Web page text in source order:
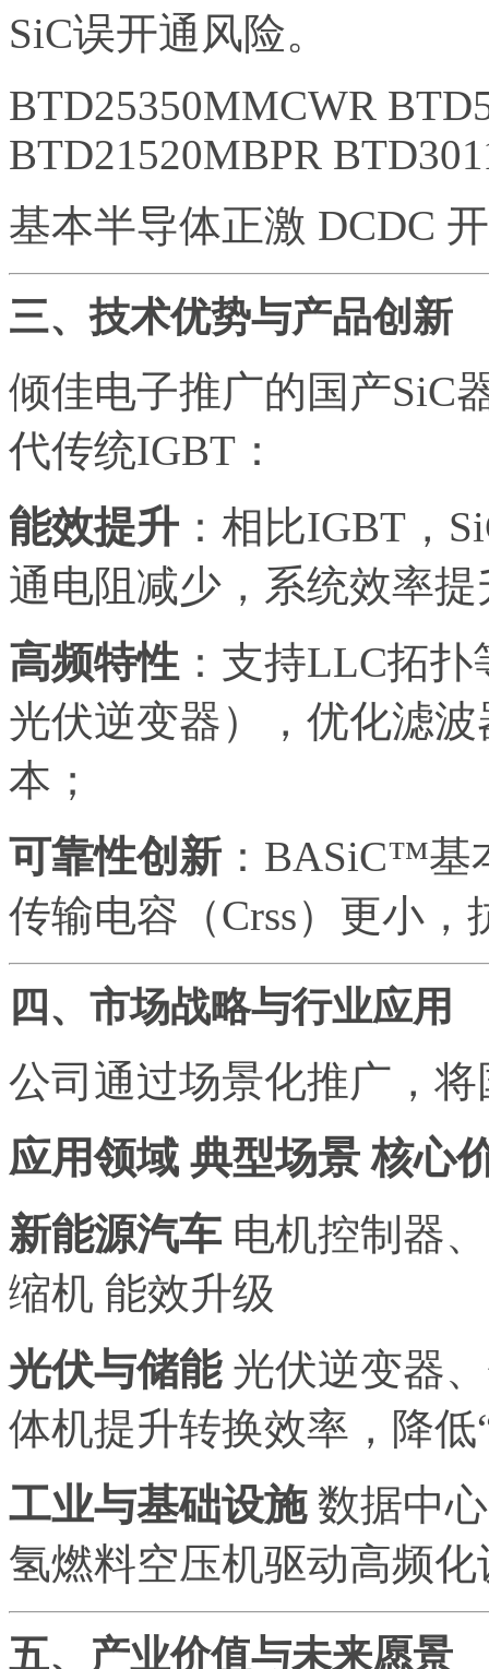
SiC误开通风险。
BTD25350MMCWR
BTD21520MBPR
基本半导体正激 DCDC
三、技术优势与产品创新
倾佳电子推广的国产SiC
代传统IGBT：
能效提升 ：相比IGBT，
通电阻减少，系统效率提
高频特性 ：支持LLC拓
光伏逆变器），优化滤
本；
可靠性创新 ：BASiC™基
传输电容（Crss）更小，
四、市场战略与行业应用
公司通过场景化推广，
应用领域 典型场景 核心
新能源汽车 电机控制器
缩机 能效升级
光伏与储能 光伏逆变器
体机提升转换效率，降低
工业与基础设施 数据中
氢燃料空压机驱动高频
五、产业价值与未来愿景